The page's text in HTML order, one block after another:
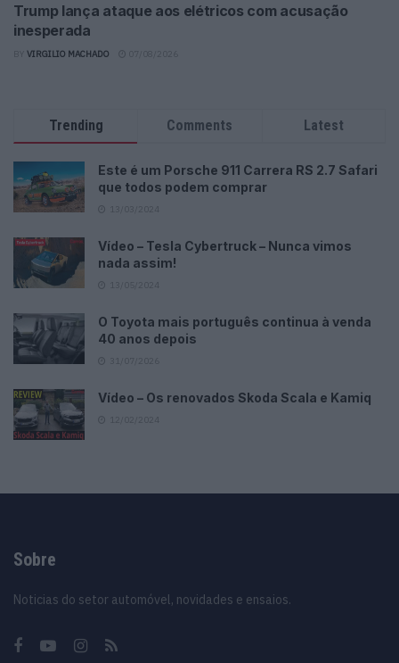
Trump lança ataque aos elétricos com acusação
inesperada
VIRGILIO MACHADO
Trending Comments Latest
Este é um Porsche 911 Carrera RS 2.7 Safari
que todos podem comprar
Vídeo – Tesla Cybertruck – Nunca vimos
nada assim!
O Toyota mais português continua à venda
40 anos depois
Vídeo – Os renovados Skoda Scala e Kamiq
Sobre
Noticias do setor automóvel, novidades e ensaios.